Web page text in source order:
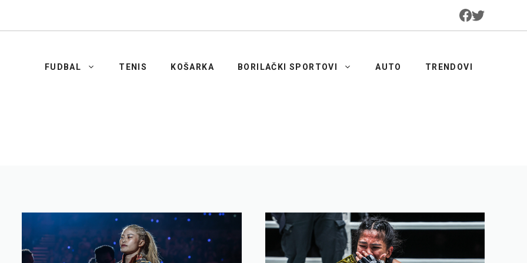
FUDBAL TENIS KOŠARKA BORILAČKI SPORTOVI AUTO TRENDOVI